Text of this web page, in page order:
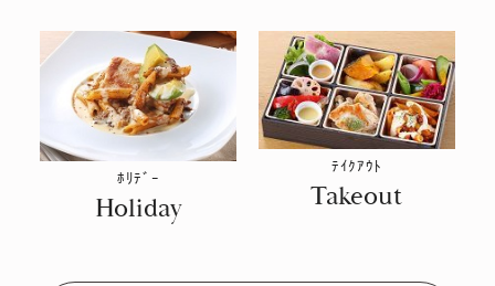
ﾎﾘﾃﾞｰ
Holiday
ﾃｲｸｱｳﾄ
Takeout